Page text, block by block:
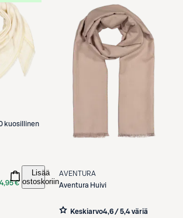
kuosillinen
€
Lisää
ostoskoriin
AVENTURA
Aventura Huivi
Keskiarvo4,6 / 5,4 väriä